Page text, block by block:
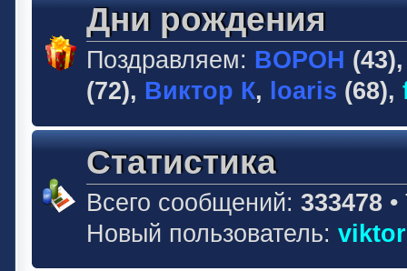
Дни рождения
Поздравляем: BOPOH
(72), Виктор К, loaris (68),
Статистика
Всего сообщений: 333478
Новый пользователь: